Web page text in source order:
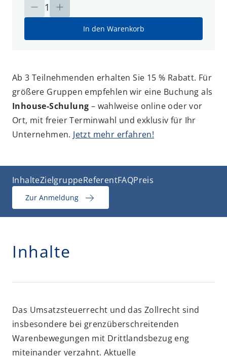
1
In den Warenkorb
Ab 3 Teilnehmenden erhalten Sie 15 % Rabatt. Für
größere Gruppen empfehlen wir eine Buchung als
Inhouse-Schulung – wahlweise online oder vor
Ort, mit freier Terminwahl und exklusiv für Ihr
Unternehmen. Jetzt mehr erfahren!
InhalteZielgruppeReferentFAQPreis
Zur Anmeldung
Inhalte
Das Umsatzsteuerrecht und das Zollrecht sind
insbesondere bei grenzüberschreitenden
Warenbewegungen mit Drittlandsbezug eng
miteinander verzahnt. Aktuelle